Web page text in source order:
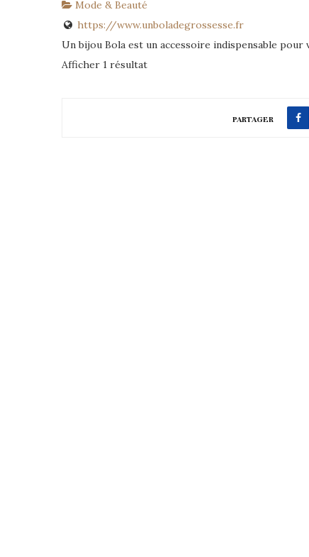
Mode & Beauté
https://www.unboladegrossesse.fr
Un bijou Bola est un accessoire indispensable
Afficher 1 résultat
PARTAGER